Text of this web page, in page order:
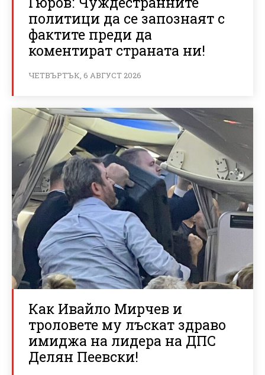
политици да се запознаят с
фактите преди да
коментират страната ни!
ЧЕТВЪРТЪК, 6 АВГУСТ 2026
Как Ивайло Мирчев и
троловете му лъскат здраво
имиджа на лидера на ДПС
Делян Пеевски!